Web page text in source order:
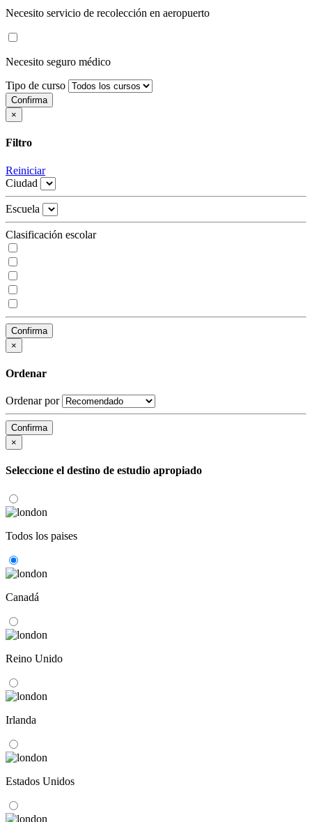
Necesito servicio de recolección en aeropuerto
Necesito seguro médico
Tipo de curso
Confirma
×
Filtro
Reiniciar
Ciudad
Escuela
Clasificación escolar
Confirma
×
Ordenar
Ordenar por
Confirma
×
Seleccione el destino de estudio apropiado
Todos los paises
Canadá
Reino Unido
Irlanda
Estados Unidos